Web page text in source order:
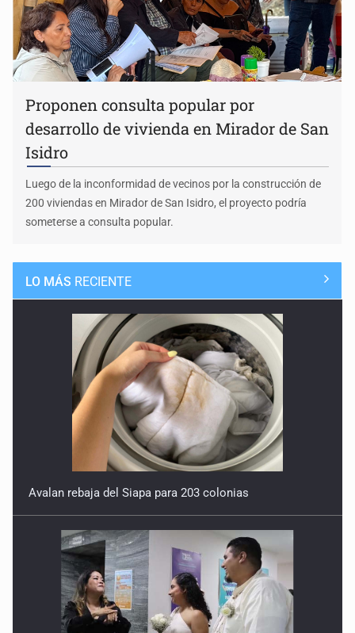
Proponen consulta popular por
desarrollo de vivienda en Mirador de San
Isidro
Luego de la inconformidad de vecinos por la construcción de
200 viviendas en Mirador de San Isidro, el proyecto podría
someterse a consulta popular.
LO MÁS RECIENTE
Realizan primera boda de personas sordas en Zapopan